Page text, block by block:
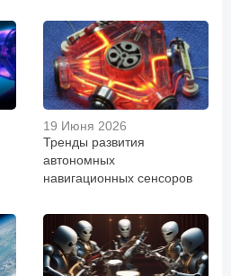
19 Июня 2026
Тренды развития
автономных
навигационных сенсоров